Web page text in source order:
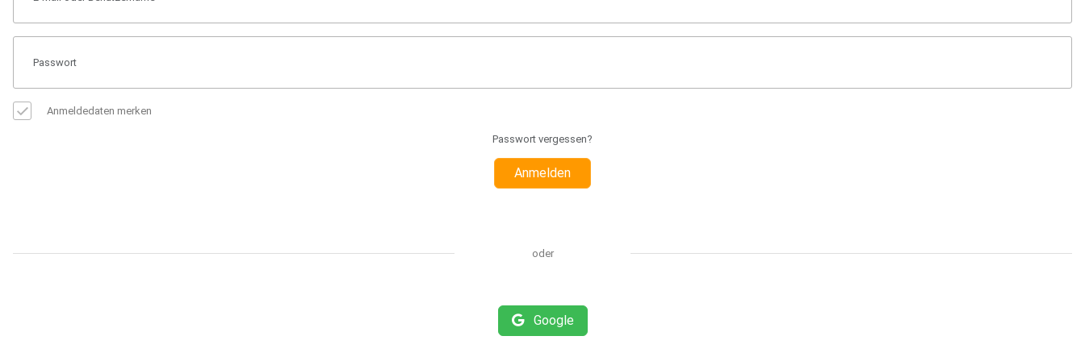
Anmeldedaten merken
Passwort vergessen?
Anmelden
oder
Google